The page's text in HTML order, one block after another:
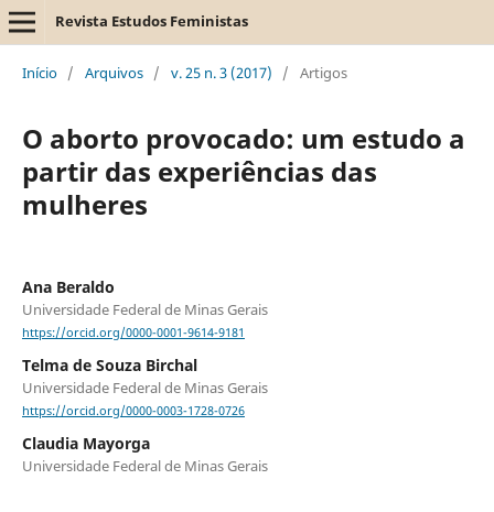
Revista Estudos Feministas
Início / Arquivos / v. 25 n. 3 (2017) / Artigos
O aborto provocado: um estudo a
partir das experiências das
mulheres
Ana Beraldo
Universidade Federal de Minas Gerais
https://orcid.org/0000-0001-9614-9181
Telma de Souza Birchal
Universidade Federal de Minas Gerais
https://orcid.org/0000-0003-1728-0726
Claudia Mayorga
Universidade Federal de Minas Gerais